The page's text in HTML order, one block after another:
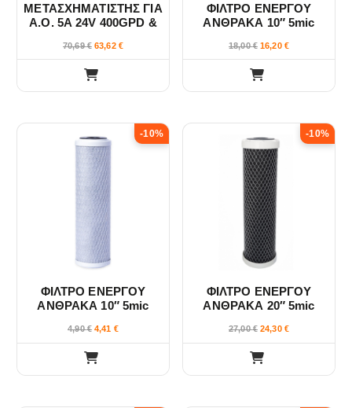
ΜΕΤΑΣΧΗΜΑΤΙΣΤΗΣ ΓΙΑ
Α.Ο. 5A 24V 400GPD &
70,69€ 63,62 €
ΦΙΛΤΡΟ ΕΝΕΡΓΟΥ
ΑΝΘΡΑΚΑ 10″ 5mic
18,00€ 16,20 €
-10%
ΦΙΛΤΡΟ ΕΝΕΡΓΟΥ
ΑΝΘΡΑΚΑ 10″ 5mic
4,90€ 4,41 €
-10%
ΦΙΛΤΡΟ ΕΝΕΡΓΟΥ
ΑΝΘΡΑΚΑ 20″ 5mic
27,00€ 24,30 €